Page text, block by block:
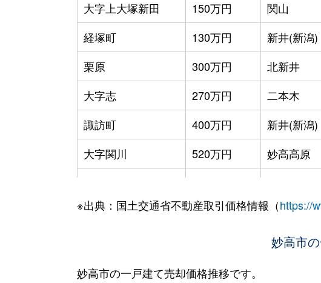
大字上大塚新田
150万円 関山
経塚町
130万円 新井(新潟)
栗原
300万円 北新井
大字志
270万円 二本木
諏訪町
400万円 新井(新潟)
大字関川
520万円 妙高高原
高柳
3,700万円 新井(新潟)
新井(新潟)
大字除戸
300万円
※出典：国土交通省不動産取引価格情報（https://
妙高市
妙高市の一戸建て売却価格推移です。